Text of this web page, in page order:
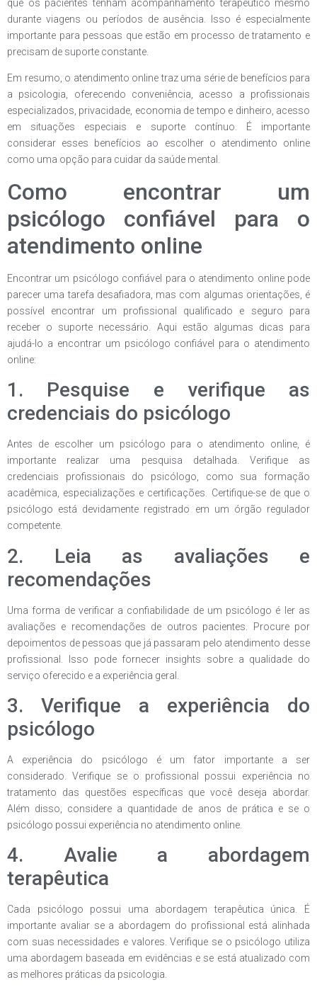
que os pacientes tenham acompanhamento terapêutico mesmo
durante viagens ou períodos de ausência. Isso é especialmente
importante para pessoas que estão em processo de tratamento e
precisam de suporte constante.
Em resumo, o atendimento online traz uma série de benefícios para
a psicologia, oferecendo conveniência, acesso a profissionais
especializados, privacidade, economia de tempo e dinheiro, acesso
em situações especiais e suporte contínuo. É importante
considerar esses benefícios ao escolher o atendimento online
como uma opção para cuidar da saúde mental.
Como encontrar um
psicólogo confiável para o
atendimento online
Encontrar um psicólogo confiável para o atendimento online pode
parecer uma tarefa desafiadora, mas com algumas orientações, é
possível encontrar um profissional qualificado e seguro para
receber o suporte necessário. Aqui estão algumas dicas para
ajudá-lo a encontrar um psicólogo confiável para o atendimento
online:
1. Pesquise e verifique as
credenciais do psicólogo
Antes de escolher um psicólogo para o atendimento online, é
importante realizar uma pesquisa detalhada. Verifique as
credenciais profissionais do psicólogo, como sua formação
acadêmica, especializações e certificações. Certifique-se de que o
psicólogo está devidamente registrado em um órgão regulador
competente.
2. Leia as avaliações e
recomendações
Uma forma de verificar a confiabilidade de um psicólogo é ler as
avaliações e recomendações de outros pacientes. Procure por
depoimentos de pessoas que já passaram pelo atendimento desse
profissional. Isso pode fornecer insights sobre a qualidade do
serviço oferecido e a experiência geral.
3. Verifique a experiência do
psicólogo
A experiência do psicólogo é um fator importante a ser
considerado. Verifique se o profissional possui experiência no
tratamento das questões específicas que você deseja abordar.
Além disso, considere a quantidade de anos de prática e se o
psicólogo possui experiência no atendimento online.
4. Avalie a abordagem
terapêutica
Cada psicólogo possui uma abordagem terapêutica única. É
importante avaliar se a abordagem do profissional está alinhada
com suas necessidades e valores. Verifique se o psicólogo utiliza
uma abordagem baseada em evidências e se está atualizado com
as melhores práticas da psicologia.